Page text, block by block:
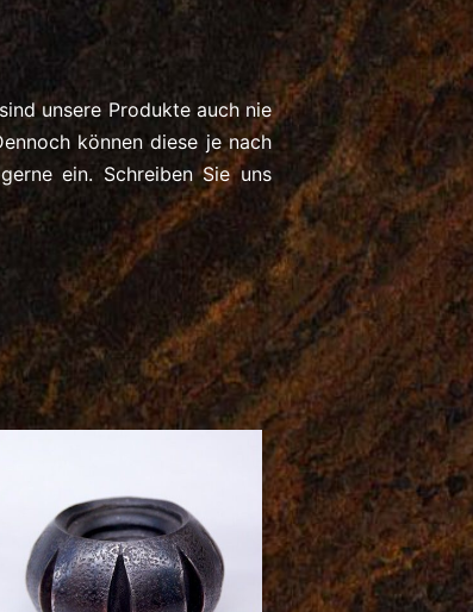
unsere Produkte auch nie
können diese je nach
ein. Schreiben Sie uns